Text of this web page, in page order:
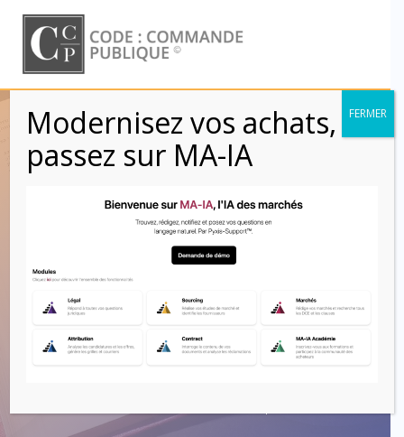
to
content
Arrêté du 22 mars
2019 relatif aux
fonctionnalités et
exigences
minimales des
profils d’acheteurs
Modernisez vos achats,
passez sur MA-IA
FERMER